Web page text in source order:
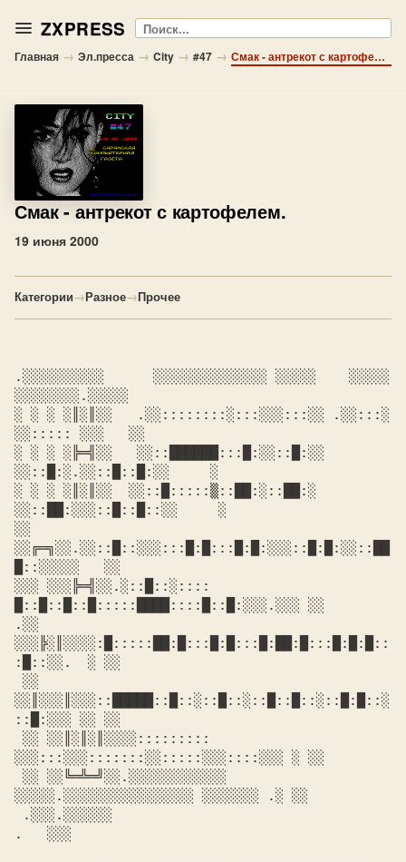
ZXPRESS Поиск
Главная → Эл.пресса → City → #47 → Смак - антрекот с картофелем.
Смак- антрекот с картофелем.
19 июня 2000
Категории→Разное→Прочее
.░░░░░░░░░░      ░░░░░░░░░░░░░░ ░░░░░    ░░░░░
░░░░░░░░.░░░░░
░ ░ ░ ░║░║░░   .░░::::::::░:::░░░:::░░ .░░:::░
░░::::: ░░░   ░░
░ ░ ░ ░╠═╣░░   ░░::██████:::█:░░::█:░░
░░::█:░.░░::█::█:░░     ░
░ ░ ░ ░║░║░░  ░░::█:::::▒::██:░::██:░
░░::██:░░░::█::█::░░     ░
░░
░░╔═╗░░.░░::█::░░░:::█:█:::█:█:░░░::█:█:░░::██
█::░░░░░   ░░
░░░ ░░░╠═╣░░.░::█::░::::
█::█::█::█:::::████::::█::█:░░░.░░░ ░░
.░░
░░░╠░║░░░░:█:::::██:█:::█:█:::█:██:█:::█:█:█::
:█::░░.  ░ ░░
░░║░░░║░░░::█████::█::░::█::░::█::█::░::█:█::░
::█:░░░ ░░ ░░
░░░:::░░░:::::::░░:::::░░░::::░░░ ░ ░░
░░░░░.░░░░░░░░░░░░░░░░ ░░░░░░░ .░ ░░
.   ░░░